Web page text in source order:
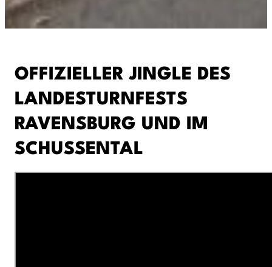
OFFIZIELLER JINGLE DES
LANDESTURNFESTS
RAVENSBURG UND IM
SCHUSSENTAL